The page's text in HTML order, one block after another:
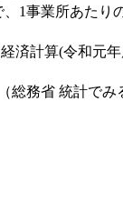
、1事業所あたり
済計算(令和元
総務省 統計でみ